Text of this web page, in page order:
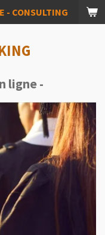
- CONSULTING
ligne -